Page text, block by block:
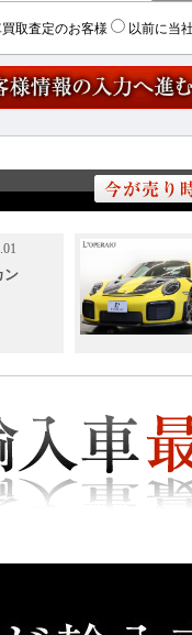
取査定のお客様 以前に当
ン